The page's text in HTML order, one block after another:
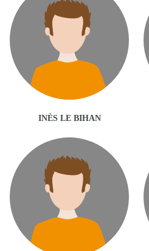
INÈS LE BIHAN